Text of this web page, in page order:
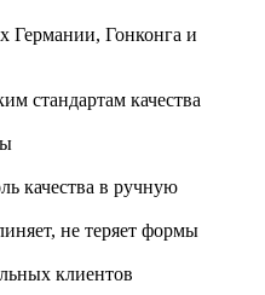
Германии, Гонконга и
стандартам качества
качества в ручную
не теряет формы
клиентов